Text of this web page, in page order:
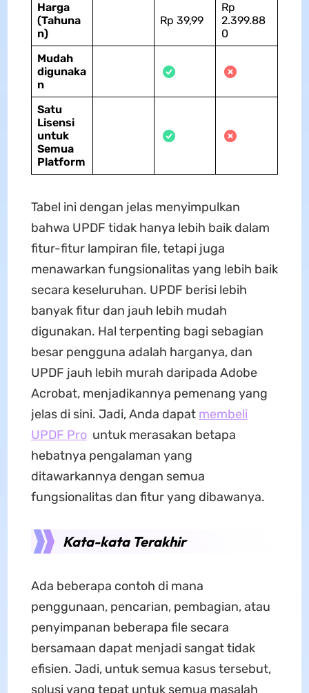
Harga
(Tahuna
n)
Rp 39,99
Rp
2.399.88
0
Mudah
digunaka
n
Satu
Lisensi
untuk
Semua
Platform
Tabel ini dengan jelas menyimpulkan
bahwa UPDF tidak hanya lebih baik dalam
fitur-fitur lampiran file, tetapi juga
menawarkan fungsionalitas yang lebih baik
secara keseluruhan. UPDF berisi lebih
banyak fitur dan jauh lebih mudah
digunakan. Hal terpenting bagi sebagian
besar pengguna adalah harganya, dan
UPDF jauh lebih murah daripada Adobe
Acrobat, menjadikannya pemenang yang
jelas di sini. Jadi, Anda dapat membeli
UPDF Prountuk merasakan betapa
hebatnya pengalaman yang
ditawarkannya dengan semua
fungsionalitas dan fitur yang dibawanya.
Kata-kata Terakhir
Ada beberapa contoh di mana
penggunaan, pencarian, pembagian, atau
penyimpanan beberapa file secara
bersamaan dapat menjadi sangat tidak
efisien. Jadi, untuk semua kasus tersebut,
solusi yang tepat untuk semua masalah